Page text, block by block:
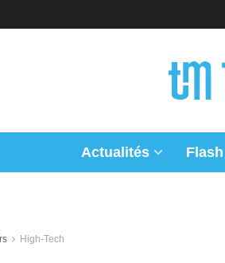
Actualités
High-Tech